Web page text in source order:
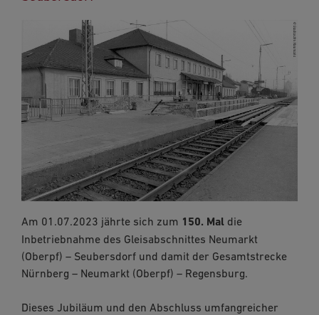
Am 01.07.2023 jährte sich zum 150. Mal die
Inbetriebnahme des Gleisabschnittes Neumarkt
(Oberpf) – Seubersdorf und damit der Gesamtstrecke
Nürnberg – Neumarkt (Oberpf) – Regensburg.
Dieses Jubiläum und den Abschluss umfangreicher